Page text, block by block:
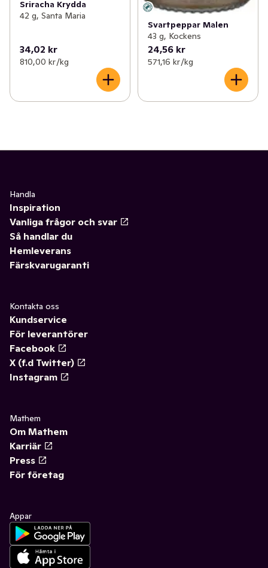
Sriracha Krydda
42 g, Santa Maria
34,02 kr
810,00 kr /kg
Svartpeppar Malen
43 g, Kockens
24,56 kr
571,16 kr /kg
Handla
Inspiration
Vanliga frågor och svar
Så handlar du
Hemleverans
Färskvarugaranti
Kontakta oss
Kundservice
För leverantörer
Facebook
X (f.d Twitter)
Instagram
Mathem
Om Mathem
Karriär
Press
För företag
Appar